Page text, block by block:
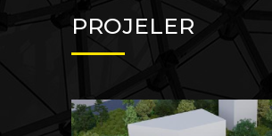
PROJELER